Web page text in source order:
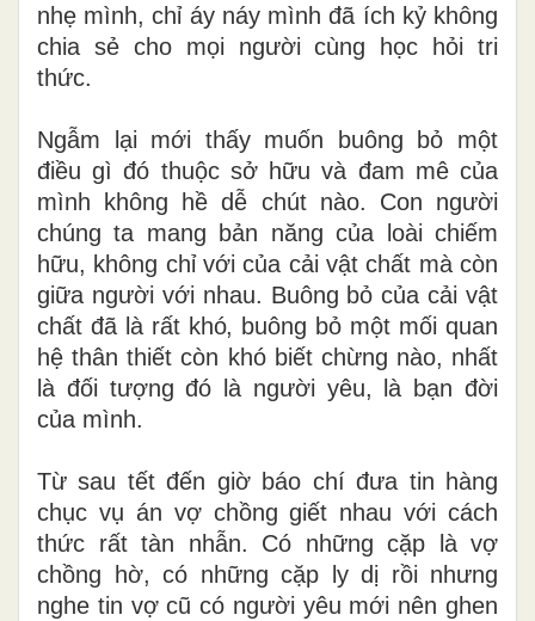
nhẹ mình, chỉ áy náy mình đã ích kỷ không
chia sẻ cho mọi người cùng học hỏi tri
thức.
Ngẫm lại mới thấy muốn buông bỏ một
điều gì đó thuộc sở hữu và đam mê của
mình không hề dễ chút nào. Con người
chúng ta mang bản năng của loài chiếm
hữu, không chỉ với của cải vật chất mà còn
giữa người với nhau. Buông bỏ của cải vật
chất đã là rất khó, buông bỏ một mối quan
hệ thân thiết còn khó biết chừng nào, nhất
là đối tượng đó là người yêu, là bạn đời
của mình.
Từ sau tết đến giờ báo chí đưa tin hàng
chục vụ án vợ chồng giết nhau với cách
thức rất tàn nhẫn. Có những cặp là vợ
chồng hờ, có những cặp ly dị rồi nhưng
nghe tin vợ cũ có người yêu mới nên ghen